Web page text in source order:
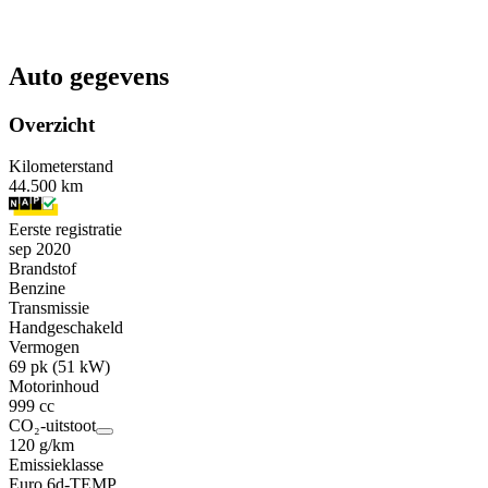
Auto gegevens
Overzicht
Kilometerstand
44.500 km
Eerste registratie
sep 2020
Brandstof
Benzine
Transmissie
Handgeschakeld
Vermogen
69 pk (51 kW)
Motorinhoud
999 cc
CO₂-uitstoot
120 g/km
Emissieklasse